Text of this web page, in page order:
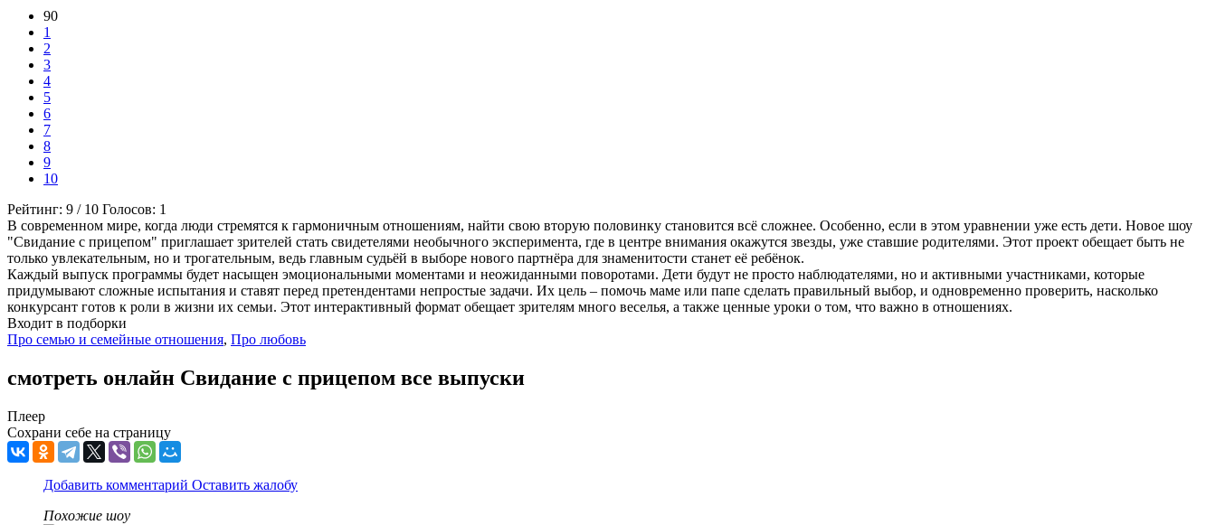
90
1
2
3
4
5
6
7
8
9
10
Рейтинг: 9 / 10 Голосов: 1
В современном мире, когда люди стремятся к гармоничным отношениям, найти свою вторую половинку становится всё сложнее. Особенно, если в этом уравнении уже есть дети. Новое шоу
"Свидание с прицепом" приглашает зрителей стать свидетелями необычного эксперимента, где в центре внимания окажутся звезды, уже ставшие родителями. Этот проект обещает быть не
только увлекательным, но и трогательным, ведь главным судьёй в выборе нового партнёра для знаменитости станет её ребёнок.
Каждый выпуск программы будет насыщен эмоциональными моментами и неожиданными поворотами. Дети будут не просто наблюдателями, но и активными участниками, которые
придумывают сложные испытания и ставят перед претендентами непростые задачи. Их цель – помочь маме или папе сделать правильный выбор, и одновременно проверить, насколько
конкурсант готов к роли в жизни их семьи. Этот интерактивный формат обещает зрителям много веселья, а также ценные уроки о том, что важно в отношениях.
Входит в подборки
Про семью и семейные отношения, Про любовь
смотреть онлайн Свидание с прицепом все выпуски
Плеер
Сохрани себе на страницу
Добавить комментарий Оставить жалобу
Похожие шоу